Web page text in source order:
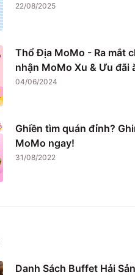
22/08/2025
Thổ Địa MoMo - Ra mắt
nhận MoMo Xu & Ưu đãi
04/06/2024
Ghiền tìm quán đỉnh?
MoMo ngay!
31/08/2022
Danh Sách Buffet Hải